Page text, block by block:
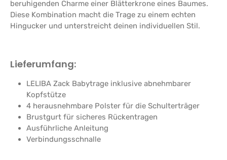
beruhigenden Charme einer Blätterkrone eines Baumes.
Diese Kombination macht die Trage zu einem echten
Hingucker und unterstreicht deinen individuellen Stil.
Lieferumfang:
LELIBA Zack Babytrage inklusive abnehmbarer
Kopfstütze
4 herausnehmbare Polster für die Schulterträger
Brustgurt für sicheres Rückentragen
Ausführliche Anleitung
Verbindungsschnalle